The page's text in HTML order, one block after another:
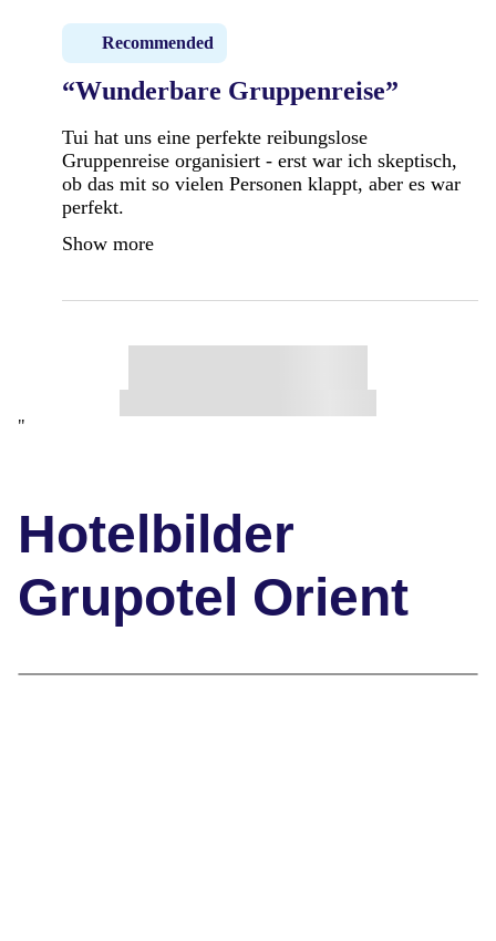
Recommended
“Wunderbare Gruppenreise”
Tui hat uns eine perfekte reibungslose
Gruppenreise organisiert - erst war ich skeptisch,
ob das mit so vielen Personen klappt, aber es war
perfekt.
Show more
"
Hotelbilder
Grupotel Orient